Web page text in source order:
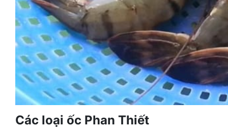
Các loại ốc Phan Thiết